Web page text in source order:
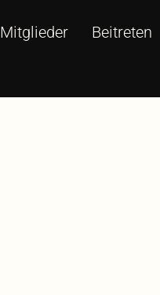
Mitglieder Beitreten